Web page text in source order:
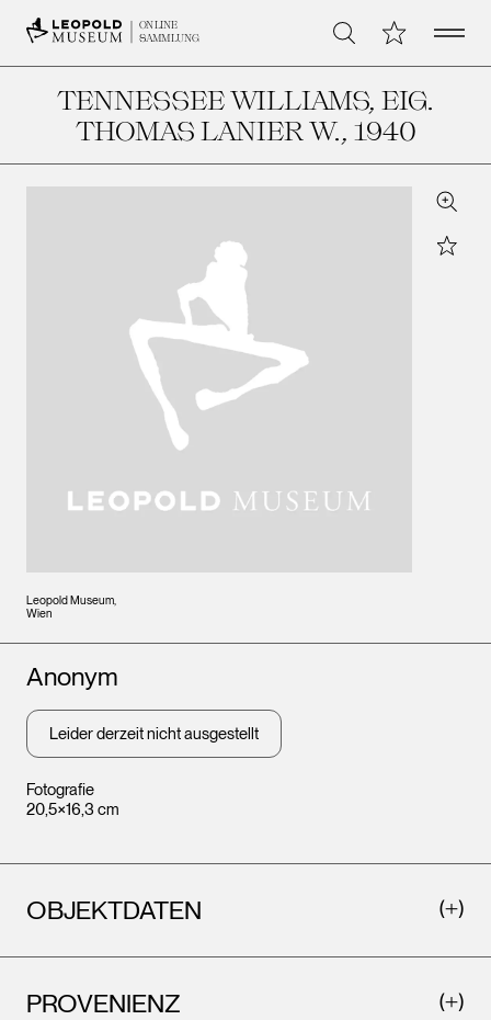
ONLINE
SAMMLUNG
Suche Meine Open
TENNESSEE WILLIAMS, EIG.
THOMAS LANIER W., 1940
Leopold Museum,
Wien
Zoom
Star
Fotografie
20,5×16,3 cm
Künstler*innen
Anonym
Leider derzeit nicht ausgestellt
OBJEKTDATEN
PROVENIENZ